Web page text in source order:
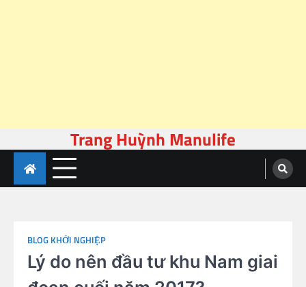
to
content
Trang Huỳnh Manulife
BLOG KHỞI NGHIỆP
Lý do nên đầu tư khu Nam giai